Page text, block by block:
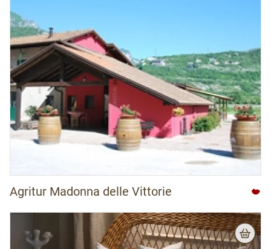
Agritur Madonna delle Vittorie